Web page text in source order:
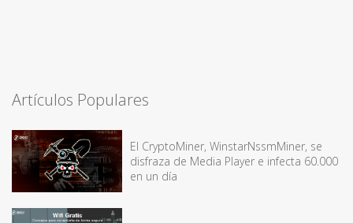
Artículos Populares
El CryptoMiner, WinstarNssmMiner, se
disfraza de Media Player e infecta 60.000
en un día